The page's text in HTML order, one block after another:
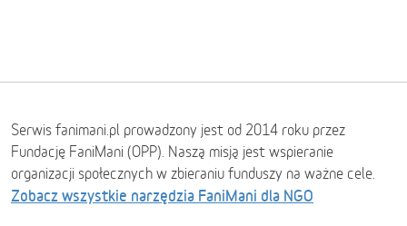
Serwis fanimani.pl prowadzony jest od 2014 roku przez
Fundację FaniMani (OPP). Naszą misją jest wspieranie
organizacji społecznych w zbieraniu funduszy na ważne cele.
Zobacz wszystkie narzędzia FaniMani dla NGO